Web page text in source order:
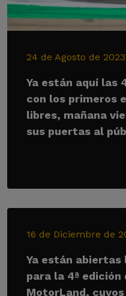
24 de Agosto de 2023
Ya están aquí las
con los primeros
libres, mañana
sus puertas al
16 de Diciembre de
Ya están
para la 4ª edición
MotorLand,